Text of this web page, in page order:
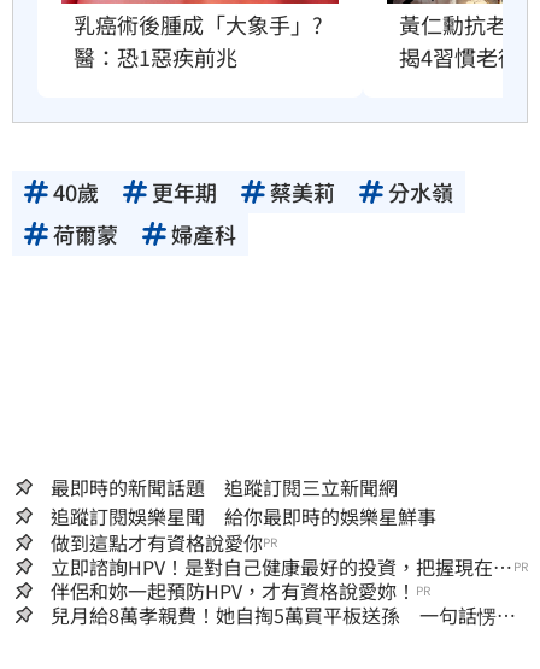
乳癌術後腫成「大象手」?
醫：恐1惡疾前兆
黃仁勳抗老祕
揭4習慣老得慢
40歲 更年期 蔡美莉
分水嶺
荷爾蒙
婦產科
最即時的新聞話題 追蹤訂閱三立新聞網
追蹤訂閱娛樂星聞 給你最即時的娛樂星鮮事
做到這點才有資格說愛你PR
立即諮詢HPV！是對自己健康最好的投資，把握現在不
嫌晚！
PR
伴侶和妳一起預防HPV，才有資格說愛妳！ PR
兒月給8萬孝親費！她自掏5萬買平板送孫 一句話愣原